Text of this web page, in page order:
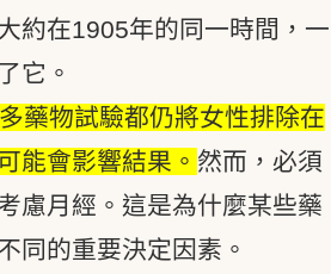
約在1905年的同一時間，一
它。
藥物試驗都仍將女性排除在
能會影響結果。 然而，必須
慮月經。這是為什麼某些藥
同的重要決定因素。